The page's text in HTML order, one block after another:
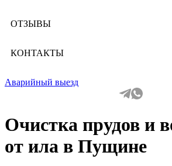
ОТЗЫВЫ
КОНТАКТЫ
Аварийный выезд
Очистка прудов и
от ила в Пущине